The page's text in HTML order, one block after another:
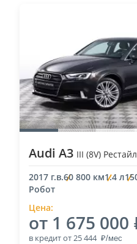
Audi A3 III (8V)
2017 г.в.60 800 км1.4 л
Робот
Цена:
от 1 675 000
в кредитот 25 444